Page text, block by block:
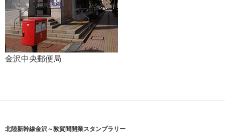
金沢中央郵便局
北陸新幹線金沢～敦賀間開業スタンプラリー